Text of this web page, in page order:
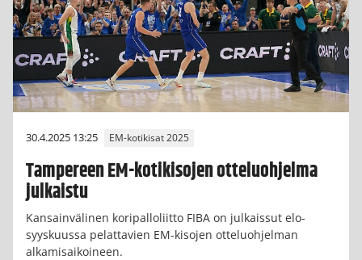
30.4.2025 13:25 EM-kotikisat 2025
Tampereen EM-kotikisojen otteluohjelma
julkaistu
Kansainvälinen koripalloliitto FIBA on julkaissut elo-
syyskuussa pelattavien EM-kisojen otteluohjelman
alkamisaikoineen.